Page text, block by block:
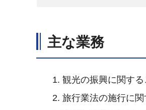
主な業務
観光の振興に関する
旅行業法の施行に関